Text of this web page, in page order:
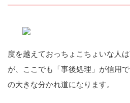
度を越えておっちょこちょいな人
が、ここでも「事後処理」が信用
の大きな分かれ道になります。